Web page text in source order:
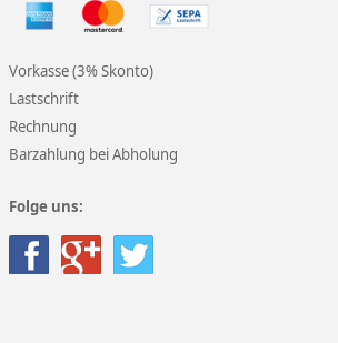
Vorkasse (3% Skonto)
Lastschrift
Rechnung
Barzahlung bei Abholung
Folge uns: